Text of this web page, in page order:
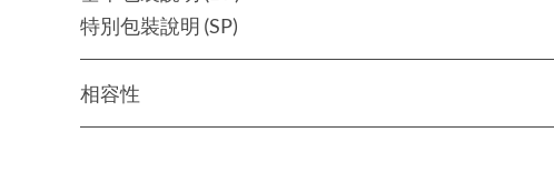
特別包裝說明 (SP)
相容性